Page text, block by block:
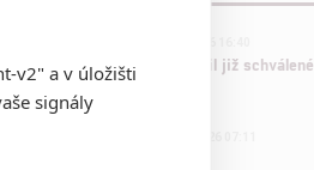
Marvel nečekaně zrušil již schválené
v2" a v úložišti
signály